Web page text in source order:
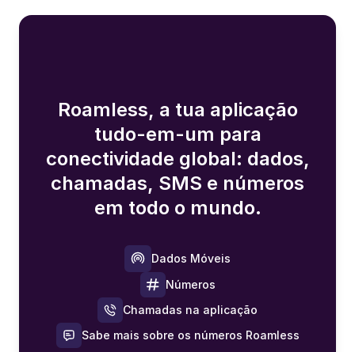
Roamless, a tua aplicação
tudo-em-um para
conectividade global: dados,
chamadas, SMS e números
em todo o mundo.
Dados Móveis
Números
Chamadas na aplicação
Sabe mais sobre os números Roamless